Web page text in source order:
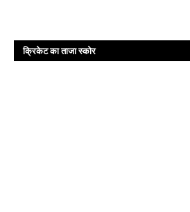
क्रिकेट का ताजा स्कोर